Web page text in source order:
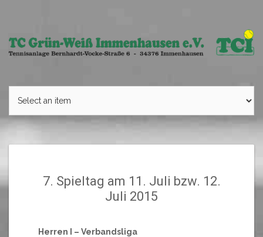
7. Spieltag am 11. Juli bzw. 12.
Juli 2015
Herren I – Verbandsliga